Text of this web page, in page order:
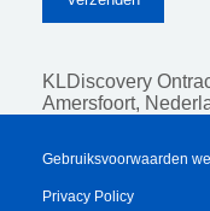
KLDiscovery
Amersfoort,
Gebruiksvoorwaarden
Privacy Policy